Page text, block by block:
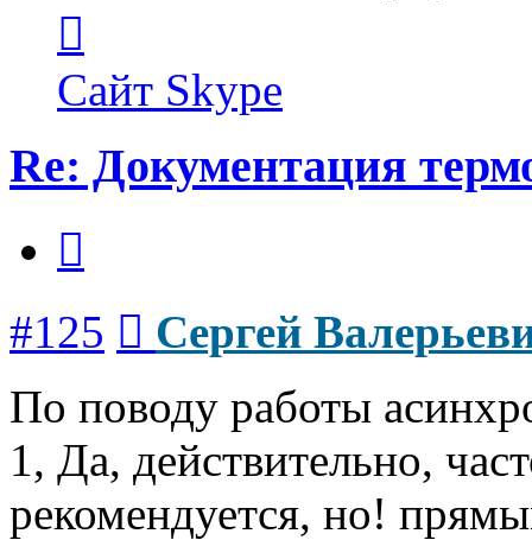
пользователя
Сергей
Валерьевич
Сайт Skype
Re: Документация
#125
Сергей
По поводу работы
1, Да, действительно,
рекомендуется, но!